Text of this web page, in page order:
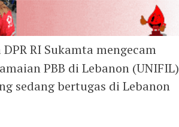
RI Sukamta mengecam
PBB di Lebanon (UNIFIL)
sedang bertugas di Lebanon